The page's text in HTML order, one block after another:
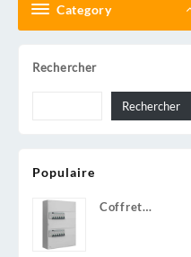
Category
Rechercher
Rechercher
Populaire
Coffret